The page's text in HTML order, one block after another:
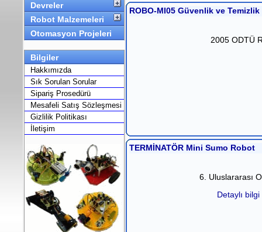
Devreler
Robot Malzemeleri
Otomasyon Projeleri
Bilgiler
Hakkımızda
Sık Sorulan Sorular
Sipariş Prosedürü
Mesafeli Satış Sözleşmesi
Gizlilik Politikası
İletişim
ROBO-MI05 Güvenlik ve
2005 ODTÜ
TERMİNATÖR Mini Sumo Robot
6. Uluslararası
Detaylı bilgi